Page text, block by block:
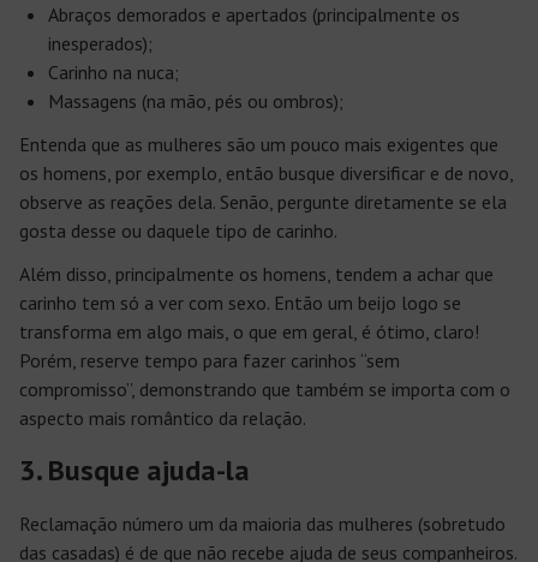
Abraços demorados e apertados (principalmente os
inesperados);
Carinho na nuca;
Massagens (na mão, pés ou ombros);
Entenda que as mulheres são um pouco mais exigentes que
os homens, por exemplo, então busque diversificar e de novo,
observe as reações dela. Senão, pergunte diretamente se ela
gosta desse ou daquele tipo de carinho.
Além disso, principalmente os homens, tendem a achar que
carinho tem só a ver com sexo. Então um beijo logo se
transforma em algo mais, o que em geral, é ótimo, claro!
Porém, reserve tempo para fazer carinhos “sem
compromisso”, demonstrando que também se importa com o
aspecto mais romântico da relação.
3. Busque ajuda-la
Reclamação número um da maioria das mulheres (sobretudo
das casadas) é de que não recebe ajuda de seus companheiros.